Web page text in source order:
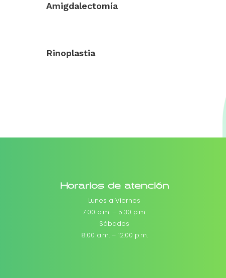
Amigdalectomía
Rinoplastia
Horarios de atención
Lunes a Viernes
7:00 a.m. – 5:30 p.m.
Sábados
8:00 a.m. – 12:00 p.m.